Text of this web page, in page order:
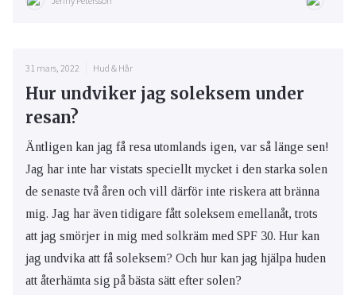
31 mars, 2022 Hud & Hår
Hur undviker jag soleksem under
resan?
Äntligen kan jag få resa utomlands igen, var så länge sen!
Jag har inte har vistats speciellt mycket i den starka solen
de senaste två åren och vill därför inte riskera att bränna
mig. Jag har även tidigare fått soleksem emellanåt, trots
att jag smörjer in mig med solkräm med SPF 30. Hur kan
jag undvika att få soleksem? Och hur kan jag hjälpa huden
att återhämta sig på bästa sätt efter solen?